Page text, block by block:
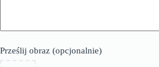
Prześlij obraz (opcjonalnie)